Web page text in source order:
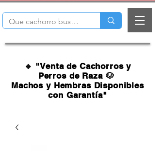
🔹 "Venta de Cachorros y
Perros de Raza 🐶
Machos y Hembras Disponibles
con Garantía"